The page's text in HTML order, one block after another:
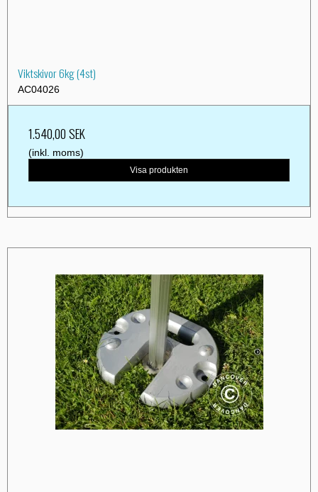
Viktskivor 6kg (4st)
AC04026
1.540,00 SEK
(inkl. moms)
Visa produkten